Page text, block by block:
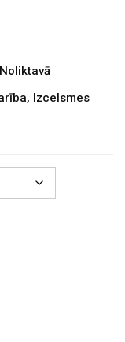
Noliktavā
, Izcelsmes